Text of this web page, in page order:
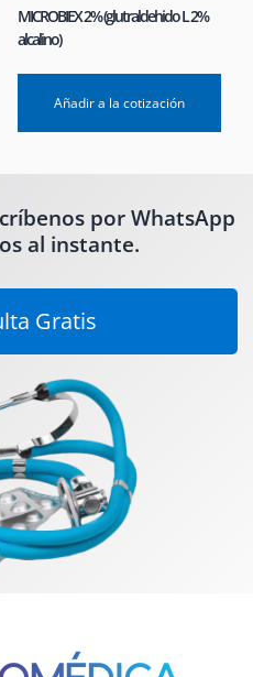
MICROBIEX 2% (glutraldehido L 2%
alcalino)
Añadir a la cotización
por WhatsApp
al instante.
Gratis